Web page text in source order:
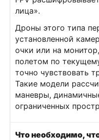
лица».
Дроны этого типа
установленной
очки или на
полетом по
точно чувствовать
Такие модели
маневры,
ограниченных
Что необходимо,